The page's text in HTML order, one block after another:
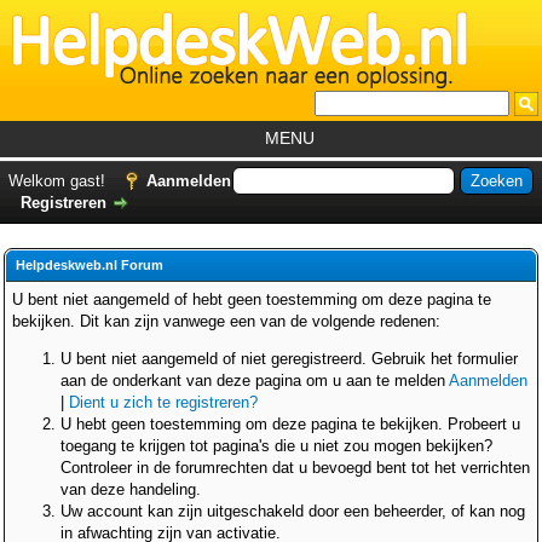
MENU
Helpdesks
Forum
Welkom gast!
Aanmelden
Registreren
Helpdeskweb.nl Forum
U bent niet aangemeld of hebt geen toestemming om deze pagina te
bekijken. Dit kan zijn vanwege een van de volgende redenen:
U bent niet aangemeld of niet geregistreerd. Gebruik het formulier
aan de onderkant van deze pagina om u aan te melden Aanmelden
Dient u zich te registreren?
U hebt geen toestemming om deze pagina te bekijken. Probeert u
toegang te krijgen tot pagina's die u niet zou mogen bekijken?
Controleer in de forumrechten dat u bevoegd bent tot het verrichten
van deze handeling.
Uw account kan zijn uitgeschakeld door een beheerder, of kan nog
in afwachting zijn van activatie.